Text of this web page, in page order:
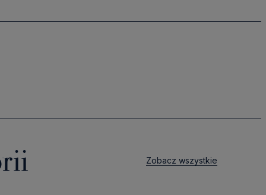
Zobacz wszystkie